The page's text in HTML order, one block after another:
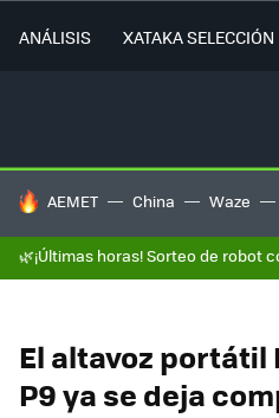
ANÁLISIS XATAKA SELECCIÓN
HOY SE HABLA DE
AEMET China Waze
🌿¡Últimas horas! Sorteo de robot
El altavoz portátil
P9 ya se deja